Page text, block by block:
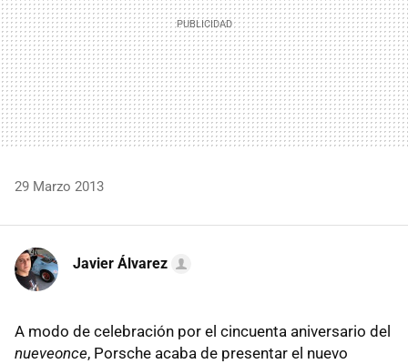
29 Marzo 2013
Javier Álvarez
A modo de celebración por el cincuenta aniversario del
nueveonce, Porsche acaba de presentar el nuevo